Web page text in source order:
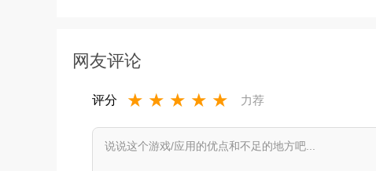
网友评论
评分 ★ ★ ★ ★ ★ 力荐